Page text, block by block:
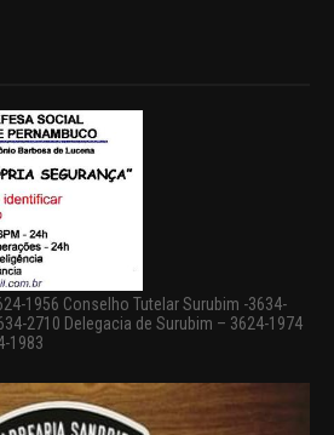
1956 Conselho Tutelar Surubim -3634-
2710 Delegacia de Surubim – 3624-1974
1983